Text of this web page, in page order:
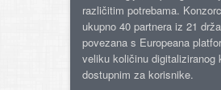
različitim potrebama.
ukupno 40 partnera iz 21
povezana s Europeana
veliku količinu digitaliziranog
dostupnim za korisnike.